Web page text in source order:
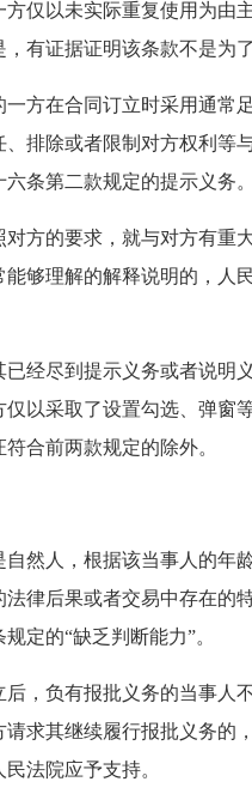
方仅以未实际重复使用为由
有证据证明该条款不是为
方在合同订立时采用通常
排除或者限制对方权利等
条第二款规定的提示义务。
方的要求，就与对方有重
够理解的解释说明的，人
经尽到提示义务或者说明
以采取了设置勾选、弹窗
合前两款规定的除外。
然人，根据该当事人的年
律后果或者交易中存在的
定的“缺乏判断能力”。
，负有报批义务的当事人
求其继续履行报批义务的
法院应予支持。